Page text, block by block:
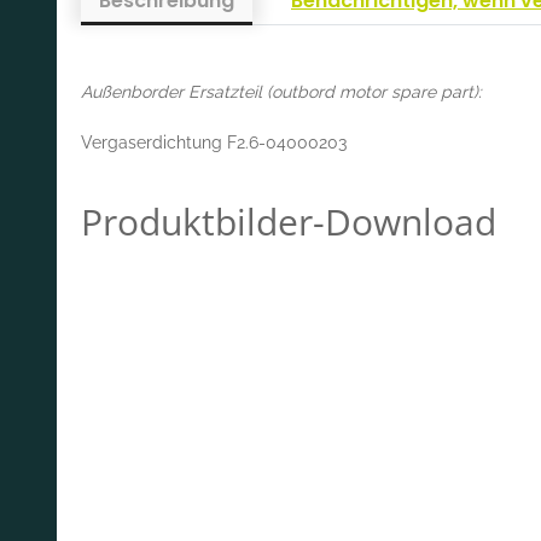
Außenborder Ersatzteil (outbord motor spare part):
Vergaserdichtung F2.6-04000203
Produktbilder-Download